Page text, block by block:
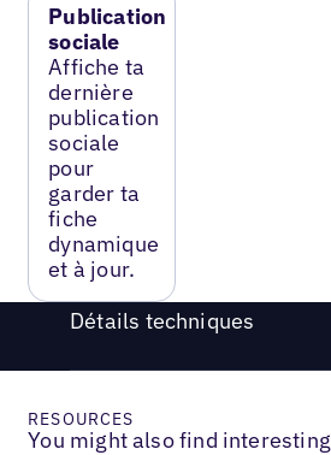
Publication
sociale
Affiche ta
dernière
publication
sociale
pour
garder ta
fiche
dynamique
et à jour.
Détails techniques
RESOURCES
You might also find interesting